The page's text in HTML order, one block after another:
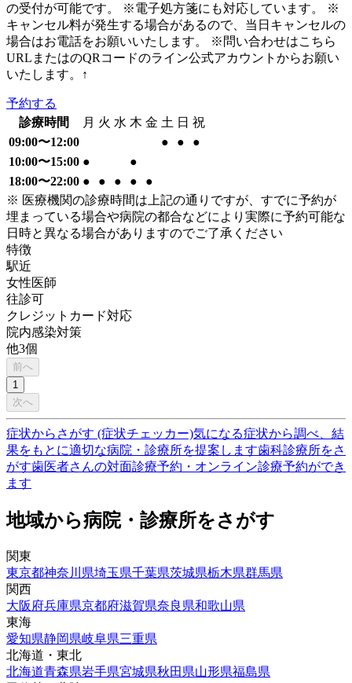
の受付が可能です。 ※電子処方箋にも対応しています。 ※
キャンセル料が発生する場合があるので、当日キャンセルの
場合はお電話をお願いいたします。 ※問い合わせはこちら
URLまたはのQRコードのライン公式アカウントからお願い
いたします。↑
予約する
診療時間
月 火 水 木 金 土 日 祝
09:00〜12:00
● ●
●
10:00〜15:00 ●
●
18:00〜22:00 ● ● ● ●
●
※ 医療機関の診療時間は上記の通りですが、すでに予約が
埋まっている場合や病院の都合などにより実際に予約可能な
日時と異なる場合がありますのでご了承ください
特徴
駅近
女性医師
往診可
クレジットカード対応
院内感染対策
他3個
前へ
1
次へ
症状からさがす (症状チェッカー)気になる症状から調べ、結
果をもとに適切な病院・診療所を提案します歯科診療所をさ
がす歯医者さんの対面診療予約・オンライン診療予約ができ
ます
地域から病院・診療所をさがす
関東
東京都神奈川県埼玉県千葉県茨城県栃木県群馬県
関西
大阪府兵庫県京都府滋賀県奈良県和歌山県
東海
愛知県静岡県岐阜県三重県
北海道・東北
北海道青森県岩手県宮城県秋田県山形県福島県